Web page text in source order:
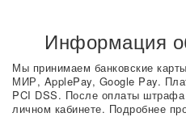
Информация
Мы принимаем банковские
МИР, ApplePay, Google Pay.
PCI DSS. После оплаты штрафа
личном кабинете. Подробнее